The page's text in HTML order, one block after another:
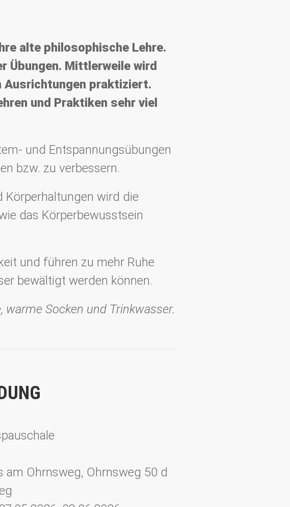
alte philosophische Lehre.
Übungen. Mittlerweile wird
Ausrichtungen praktiziert.
und Praktiken sehr viel
und Entspannungsübungen
bzw. zu verbessern.
wird die
das Körperbewusstsein
und führen zu mehr Ruhe
bewältigt werden können.
warme Socken und Trinkwasser.
am Ohrnsweg, Ohrnsweg 50 d